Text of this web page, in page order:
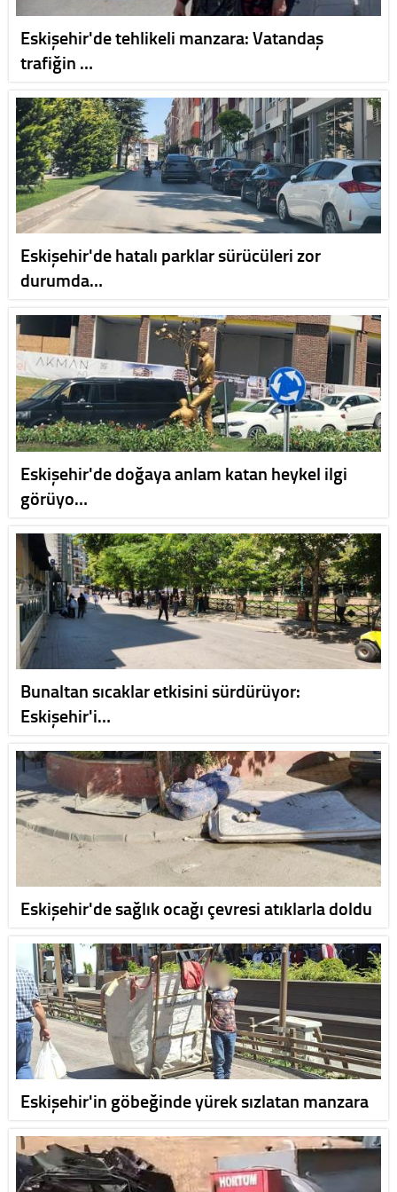
Eskişehir'de tehlikeli manzara: Vatandaş
trafiğin …
Eskişehir'de hatalı parklar sürücüleri zor
durumda…
Eskişehir'de doğaya anlam katan heykel ilgi
görüyo…
Bunaltan sıcaklar etkisini sürdürüyor:
Eskişehir'i…
Eskişehir'de sağlık ocağı çevresi atıklarla doldu
Eskişehir'in göbeğinde yürek sızlatan manzara